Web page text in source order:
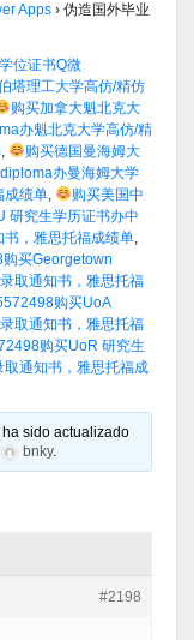
Apps › 伪造国外毕业
位证书Q微
塔理工大学高仿/精仿
购买加拿大魁北克大
办魁北克大学高仿/精
,
购买德国曼海姆大
办曼海姆大学
成绩单,
购买美国中
研究生学历证书办中
，雅思托福成绩单,
买Georgetown
取通知书，雅思托福
购买UoA
取通知书，雅思托福
购买UoR 研究生
通知书，雅思托福成
sido actualizado
bnky.
#2198